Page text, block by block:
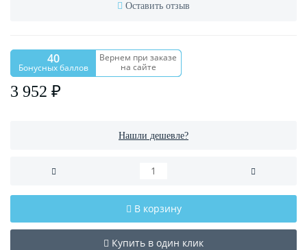
Оставить отзыв
40
Бонусных баллов
Вернем при заказе
на сайте
3 952 ₽
Нашли дешевле?
В корзину
Купить в один клик